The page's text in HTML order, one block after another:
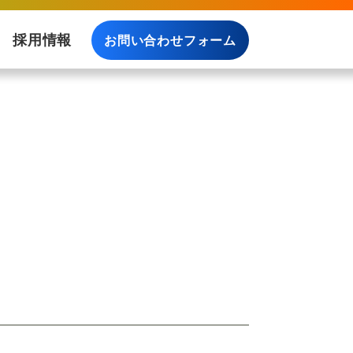
採用情報 お問い合わせフォーム